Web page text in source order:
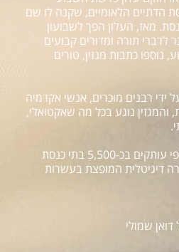
הדתיים הלאומיים, שקנה לו שם
מאז, העלון הפך לשבועון
לדברי תורה ומדורים קבועים
כתבות מגזין, טורים
ידי רבנים מוכרים, אנשי אקדמיה
והמגזין נוגע בכל מה שאקטואלי,
השבועון מופץ בעשרות אלפי עותקים בכ-5,500 בתי כנסת
דיגיטלית המופצת בעשרות
שמולי